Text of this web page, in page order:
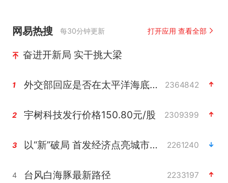
网易热搜 每30分钟更新 打开应用 查看全部
奋进开新局 实干挑大梁
1 外交部回应是否在太平洋海底开采稀土 2364842
2 宇树科技发行价格150.80元/股 2309399
3 以“新”破局 首发经济点亮城市消费活力 2261240
4 台风白海豚最新路径 2233197